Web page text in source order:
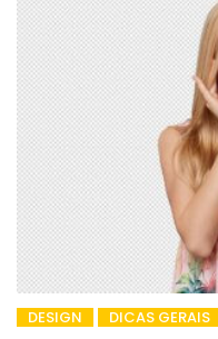
DESIGN DICAS GERAIS